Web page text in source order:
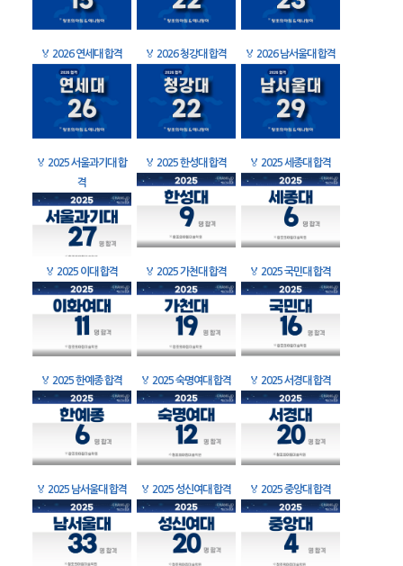
🏅 2026 연세대 합격 🏅 2026 청강대 합격 🏅 2026 남서울대 합격
🏅 2025 서울과기대 합
격
🏅 2025 한성대 합격 🏅 2025 세종대 합격
🏅 2025 이대 합격 🏅 2025 가천대 합격 🏅 2025 국민대 합격
🏅 2025 한예종 합격 🏅 2025 숙명여대 합격 🏅 2025 서경대 합격
🏅 2025 남서울대 합격 🏅 2025 성신여대 합격 🏅 2025 중앙대 합격